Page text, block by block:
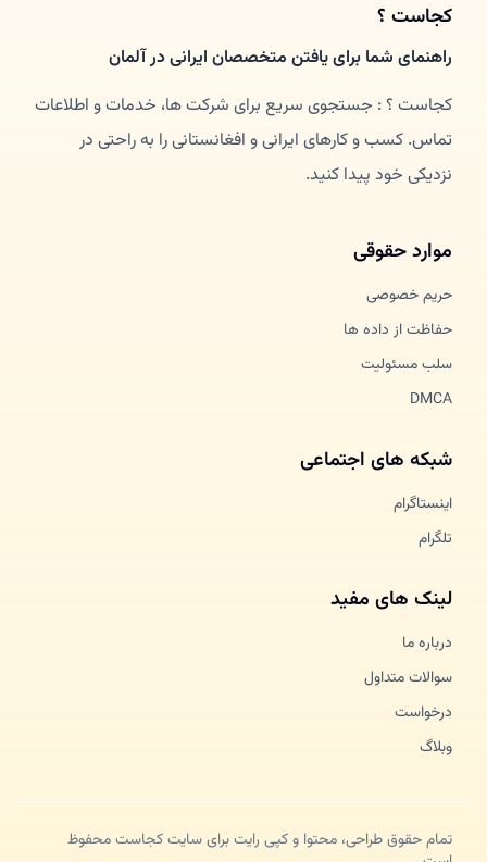
کجاست ؟
راهنمای شما برای یافتن متخصصان ایرانی در آلمان
کجاست ؟ : جستجوی سریع برای شرکت ها، خدمات و اطلاعات
تماس. کسب و کارهای ایرانی و افغانستانی را به راحتی در
نزدیکی خود پیدا کنید.
موارد حقوقی
حریم خصوصی
حفاظت از داده ها
سلب مسئولیت
DMCA
شبکه های اجتماعی
اینستاگرام
تلگرام
لینک های مفید
درباره ما
سوالات متداول
درخواست
وبلاگ
تمام حقوق طراحی، محتوا و کپی رایت برای سایت کجاست محفوظ